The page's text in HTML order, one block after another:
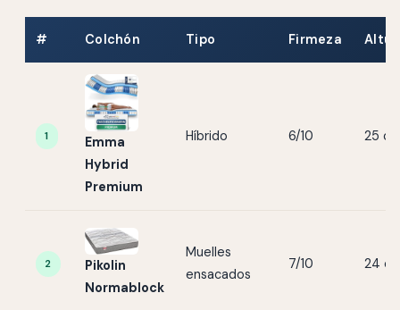
# Colchón Tipo Firmeza
1
Emma
Hybrid
Premium
Híbrido 6/10 25
2
Pikolin
Normablock
Muelles
ensacados
7/10 24